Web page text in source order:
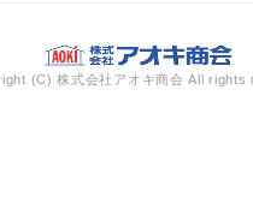
(C) 株式会社アオキ商会 All rights